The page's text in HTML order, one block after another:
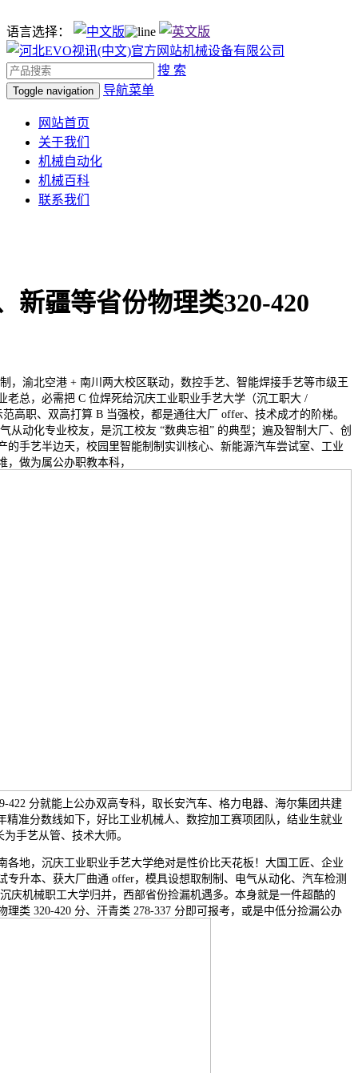
语言选择：
搜 索
Toggle navigation 导航菜单
网站首页
关于我们
机械自动化
机械百科
联系我们
新疆等省份物理类320-420
渝北空港 + 南川两大校区联动，数控手艺、智能焊接手艺等市级王
老总，必需把 C 位焊死给沉庆工业职业手艺大学（沉工职大 /
高职、双高打算 B 当强校，都是通往大厂 offer、技术成才的阶梯。
从动化专业校友，是沉工校友 “数典忘祖” 的典型；遍及智制大厂、创
的手艺半边天，校园里智能制制实训核心、新能源汽车尝试室、工业
做为属公办职教本科，
422 分就能上公办双高专科，取长安汽车、格力电器、海尔集团共建
精准分数线如下，好比工业机械人、数控加工赛项团队，结业生就业
手艺从管、技术大师。
，沉庆工业职业手艺大学绝对是性价比天花板！大国工匠、企业
专升本、获大厂曲通 offer，模具设想取制制、电气从动化、汽车检测
庆机械职工大学归并，西部省份捡漏机遇多。本身就是一件超酷的
理类 320-420 分、汗青类 278-337 分即可报考，或是中低分捡漏公办